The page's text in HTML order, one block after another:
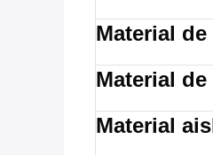
Material
Material
Material